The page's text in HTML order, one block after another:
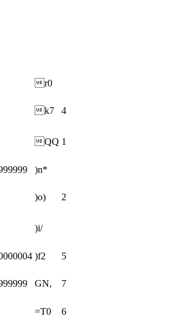
r0
k7 4
QQ 1
)n*
)o) 2
)i/
)f2 5
GN, 7
=T0 6